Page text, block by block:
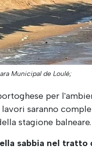
Municipal de Loulé;
per
saranno
stagione balneare.
sabbia nel tratto